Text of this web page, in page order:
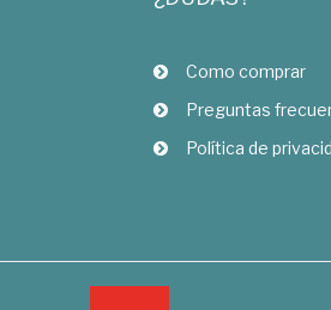
Como comprar
Preguntas
Política de